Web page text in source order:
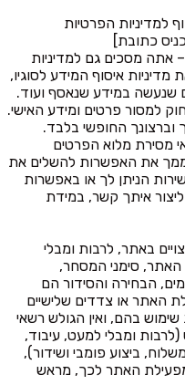
למדיניות הפרטיות
כתובת]
אתה מסכים גם למדיניות
איסוף המידע לסוגיו,
שנעשה במידע שנאסף ועוד.
למסור פרטים ומידע האישי.
החופשי בלבד.
מסירת מלוא הפרטים
ממך את האפשרות להשלים את
הניתן לך או באפשרות
ליצור איתך קשר, במידת
באתר, לרבות ומבלי
האתר, סימני המסחר,
הבחירה והסידור הם
האתר או צדדים שלישיים
בהם, ואין הגולש רשאי
ומבלי למעט, עיבוד,
ביצוע פומבי ושידור),
האתר לכך, מראש